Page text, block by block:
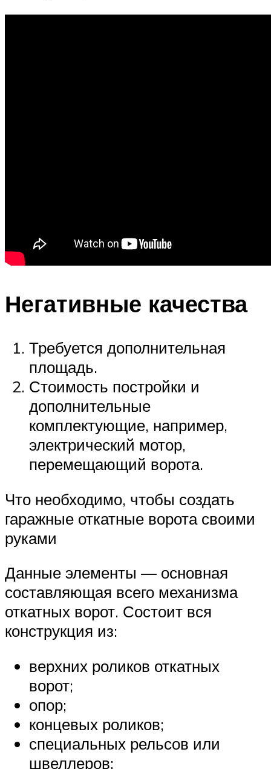
Негативные качества
Требуется дополнительная
площадь.
Стоимость постройки и
дополнительные
комплектующие, например,
электрический мотор,
перемещающий ворота.
Что необходимо, чтобы создать
гаражные откатные ворота своими
руками
Данные элементы — основная
составляющая всего механизма
откатных ворот. Состоит вся
конструкция из:
верхних роликов откатных
ворот;
опор;
концевых роликов;
специальных рельсов или
швеллеров;